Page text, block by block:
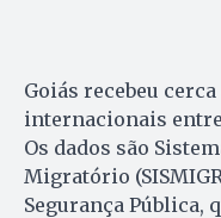
Goiás recebeu
internacionais
Os dados são
Migratório
Segurança Pública,